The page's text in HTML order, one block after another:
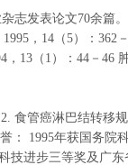
志发表论文70余篇
，14（5）：362
13（1）：44－
食管癌淋巴结转移
： 1995年获国务院
技进步三等奖及广